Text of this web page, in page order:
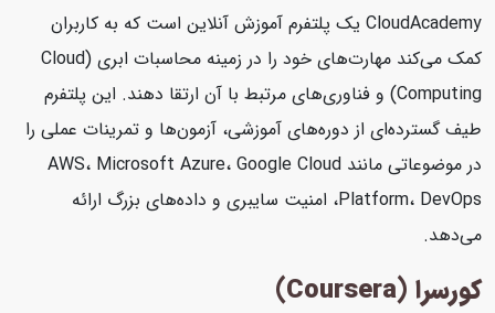
CloudAcademy یک پلتفرم آموزش آنلاین است که به کاربران
کمک می‌کند مهارت‌های خود را در زمینه محاسبات ابری (Cloud
Computing) و فناوری‌های مرتبط با آن ارتقا دهند. این پلتفرم
طیف گسترده‌ای از دوره‌های آموزشی، آزمون‌ها و تمرینات عملی را
در موضوعاتی مانند AWS، Microsoft Azure، Google Cloud
Platform، DevOps، امنیت سایبری و داده‌های بزرگ ارائه
می‌دهد.
کورسرا (Coursera)